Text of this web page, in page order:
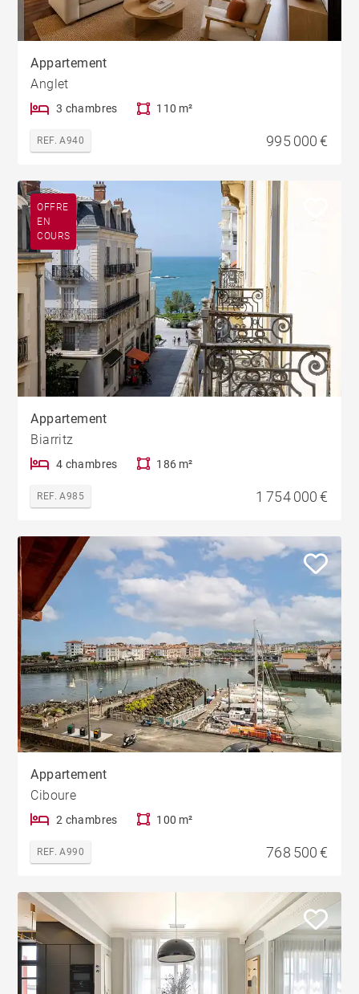
Appartement
Anglet
3 chambres 110 m²
REF. A940 995 000 €
OFFRE
EN
COURS
Appartement
Biarritz
4 chambres 186 m²
REF. A985 1 754 000 €
Appartement
Ciboure
2 chambres 100 m²
REF. A990 768 500 €